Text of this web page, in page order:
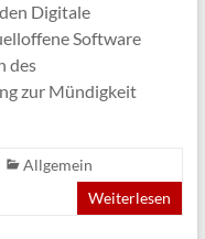
Digitale
Software
des
zur Mündigkeit
Allgemein
Weiterlesen